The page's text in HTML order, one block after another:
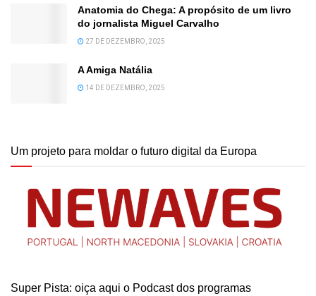
Anatomia do Chega: A propósito de um livro
do jornalista Miguel Carvalho
27 DE DEZEMBRO, 2025
A Amiga Natália
14 DE DEZEMBRO, 2025
Um projeto para moldar o futuro digital da Europa
Super Pista: oiça aqui o Podcast dos programas